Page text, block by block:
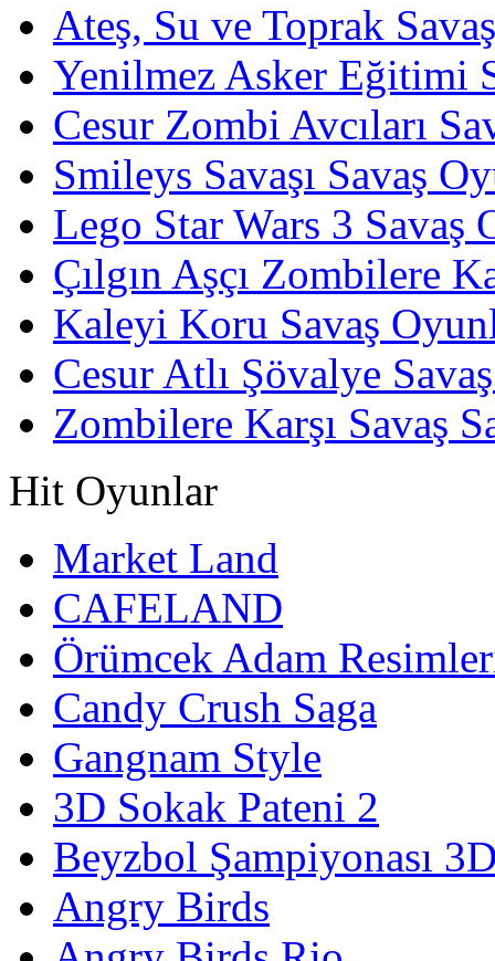
Ateş, Su ve Toprak
Yenilmez Asker Eğitimi
Cesur Zombi Avcıları
Smileys Savaşı Savaş
Lego Star Wars 3 Savaş
Çılgın Aşçı Zombilere
Kaleyi Koru Savaş
Cesur Atlı Şövalye
Zombilere Karşı Savaş
Hit Oyunlar
Market Land
CAFELAND
Örümcek Adam
Candy Crush Saga
Gangnam Style
3D Sokak Pateni 2
Beyzbol Şampiyonası
Angry Birds